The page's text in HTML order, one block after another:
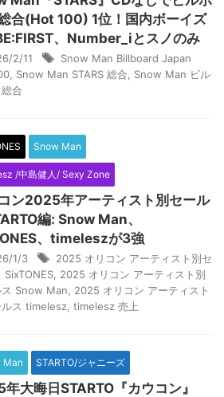
合(Hot 100) 1位！国内ボーイズ
、Number_iとスノのみ
2/11
Snow Man Billboard Japan
Snow Man STARS 総合
Snow Man ビル
合
Snow Man
/中島健人/ Sexy Zone
ン2025年アーティスト別セール
編: Snow Man、
、timeleszが3強
1/3
2025 オリコン アーティスト別セ
SixTONES 2025 オリコン アーティスト別
ス Snow Man
2025 オリコン アーティスト
ルス timelesz timelesz 売上
Man STARTO/ジャニーズ
大晦日STARTO『カウコン』